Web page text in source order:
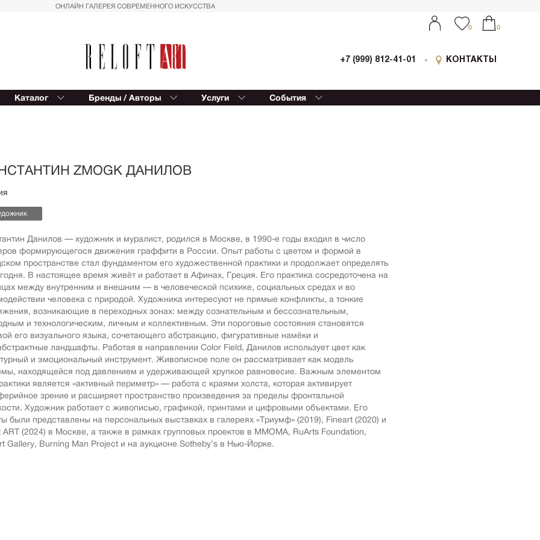
ОНЛАЙН ГАЛЕРЕЯ СОВРЕМЕННОГО ИСКУССТВА
0 0
+7 (999) 812-41-01 КОНТАКТЫ
Каталог
Пальмы
Автомобили
Авиация
Техника
Животные
Музыка
Танец
Мифология
Птицы
NY2026
Вода
Морской пейзаж
Современная
фигуративная живопись
Геометрия
Графика
Постимпрессионизм
Авторский стиль
Modern
Минимализм
Символизм
Авангард
Стрит-арт
Абстракционизм
Бренды / Авторы
Reloft ART
Editions Studio
Услуги События
Выставки
0 0
ZMOGK ДАНИЛОВ
Данилов — художник и муралист, родился в Москве, в 1990-е годы входил в число
формирующегося движения граффити в России. Опыт работы с цветом и формой в
пространстве стал фундаментом его художественной практики и продолжает определять
В настоящее время живёт и работает в Афинах, Греция. Его практика сосредоточена на
между внутренним и внешним — в человеческой психике, социальных средах и во
человека с природой. Художника интересуют не прямые конфликты, а тонкие
возникающие в переходных зонах: между сознательным и бессознательным,
и технологическим, личным и коллективным. Эти пороговые состояния становятся
его визуального языка, сочетающего абстракцию, фигуративные намёки и
ландшафты. Работая в направлении Color Field, Данилов использует цвет как
и эмоциональный инструмент. Живописное поле он рассматривает как модель
находящейся под давлением и удерживающей хрупкое равновесие. Важным элементом
является «активный периметр» — работа с краями холста, которая активирует
зрение и расширяет пространство произведения за пределы фронтальной
Художник работает с живописью, графикой, принтами и цифровыми объектами. Его
были представлены на персональных выставках в галереях «Триумф» (2019), Fineart (2020) и
ART (2024) в Москве, а также в рамках групповых проектов в ММОМА, RuArts Foundation,
Gallery, Burning Man Project и на аукционе Sotheby’s в Нью-Йорке.